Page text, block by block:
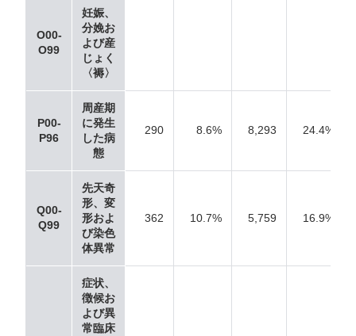
O00-
O99
妊娠、
分娩お
よび産
じょく
〈褥〉
P00-
P96
周産期
に発生
した病
態
290 8.6% 8,293 24.4%
Q00-
Q99
先天奇
形、変
形およ
び染色
体異常
362 10.7% 5,759 16.9%
症状、
徴候お
よび異
常臨床